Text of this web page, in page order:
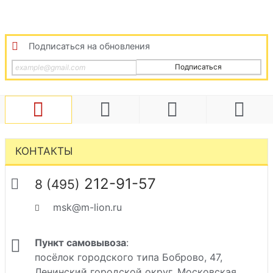
Подписаться на обновления
Подписаться
КОНТАКТЫ
8 (495) 212-91-57
msk@m-lion.ru
Пункт самовывоза:
посёлок городского типа Боброво, 47,